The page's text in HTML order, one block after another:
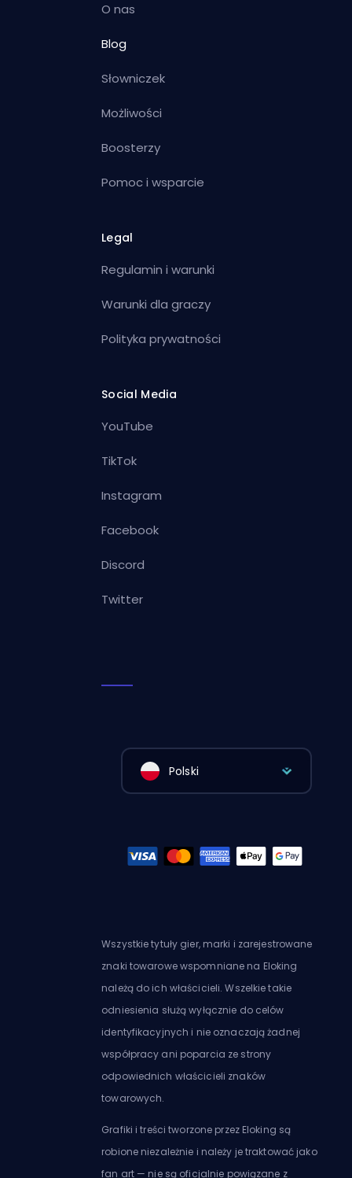
O nas
Blog
Słowniczek
Możliwości
Boosterzy
Pomoc i wsparcie
Legal
Regulamin i warunki
Warunki dla graczy
Polityka prywatności
Social Media
YouTube
TikTok
Instagram
Facebook
Discord
Twitter
Polski
Wszystkie tytuły gier, marki i zarejestrowane
znaki towarowe wspomniane na Eloking
należą do ich właścicieli. Wszelkie takie
odniesienia służą wyłącznie do celów
identyfikacyjnych i nie oznaczają żadnej
współpracy ani poparcia ze strony
odpowiednich właścicieli znaków
towarowych.
Grafiki i treści tworzone przez Eloking są
robione niezależnie i należy je traktować jako
fan art — nie są oficjalnie powiązane z